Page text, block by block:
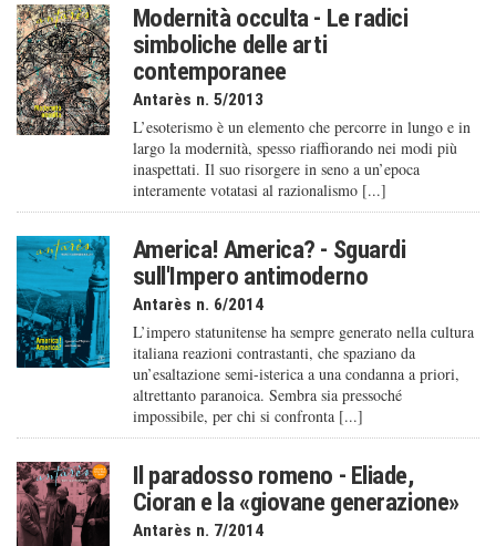
Modernità occulta - Le radici
simboliche delle arti
contemporanee
Antarès n. 5/2013
L’esoterismo è un elemento che percorre in lungo e in
largo la modernità, spesso riaffiorando nei modi più
inaspettati. Il suo risorgere in seno a un’epoca
interamente votatasi al razionalismo [...]
America! America? - Sguardi
sull'Impero antimoderno
Antarès n. 6/2014
L’impero statunitense ha sempre generato nella cultura
italiana reazioni contrastanti, che spaziano da
un’esaltazione semi-isterica a una condanna a priori,
altrettanto paranoica. Sembra sia pressoché
impossibile, per chi si confronta [...]
Il paradosso romeno - Eliade,
Cioran e la «giovane generazione»
Antarès n. 7/2014